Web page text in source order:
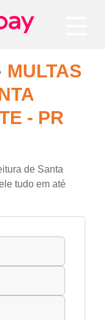
MULTAS
- PR
de Santa
tudo em até